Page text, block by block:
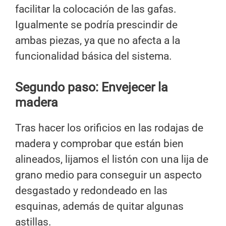
facilitar la colocación de las gafas.
Igualmente se podría prescindir de
ambas piezas, ya que no afecta a la
funcionalidad básica del sistema.
Segundo paso: Envejecer la
madera
Tras hacer los orificios en las rodajas de
madera y comprobar que están bien
alineados, lijamos el listón con una lija de
grano medio para conseguir un aspecto
desgastado y redondeado en las
esquinas, además de quitar algunas
astillas.